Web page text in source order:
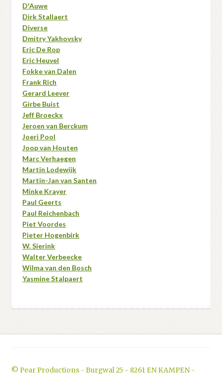
D'Auwe
Dirk Stallaert
Diverse
Dmitry Yakhovsky
Eric De Rop
Eric Heuvel
Fokke van Dalen
Frank Rich
Gerard Leever
Girbe Buist
Jeff Broeckx
Jeroen van Berckum
Joeri Pool
Joop van Houten
Marc Verhaegen
Martin Lodewijk
Martin-Jan van Santen
Minke Krayer
Paul Geerts
Paul Reichenbach
Piet Voordes
Pieter Hogenbirk
W. Sierink
Walter Verbeecke
Wilma van den Bosch
Yasmine Stalpaert
© Pear Productions - Burgwal 25 - 8261 EN KAMPEN -